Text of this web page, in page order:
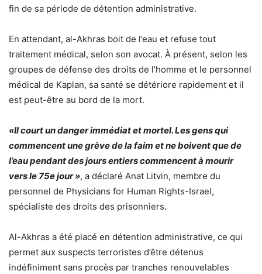
fin de sa période de détention administrative.
En attendant, al-Akhras boit de l’eau et refuse tout
traitement médical, selon son avocat. À présent, selon les
groupes de défense des droits de l’homme et le personnel
médical de Kaplan, sa santé se détériore rapidement et il
est peut-être au bord de la mort.
«Il court un danger immédiat et mortel. Les gens qui
commencent une grève de la faim et ne boivent que de
l’eau pendant des jours entiers commencent à mourir
vers le 75e jour », a déclaré Anat Litvin, membre du
personnel de Physicians for Human Rights-Israel,
spécialiste des droits des prisonniers.
Al-Akhras a été placé en détention administrative, ce qui
permet aux suspects terroristes d’être détenus
indéfiniment sans procès par tranches renouvelables